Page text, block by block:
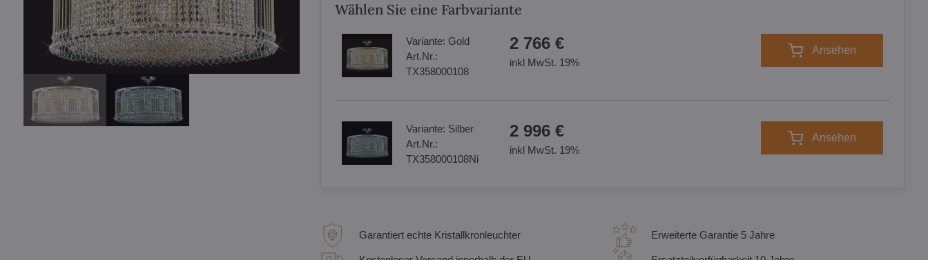
Wählen Sie eine Farbvariante
Variante: Gold
Art.Nr.:
TX358000108
2 766 €
inkl MwSt. 19%
Ansehen
Variante: Silber
Art.Nr.:
TX358000108Ni
2 996 €
inkl MwSt. 19%
Ansehen
Garantiert echte Kristallkronleuchter Erweiterte Garantie 5 Jahre